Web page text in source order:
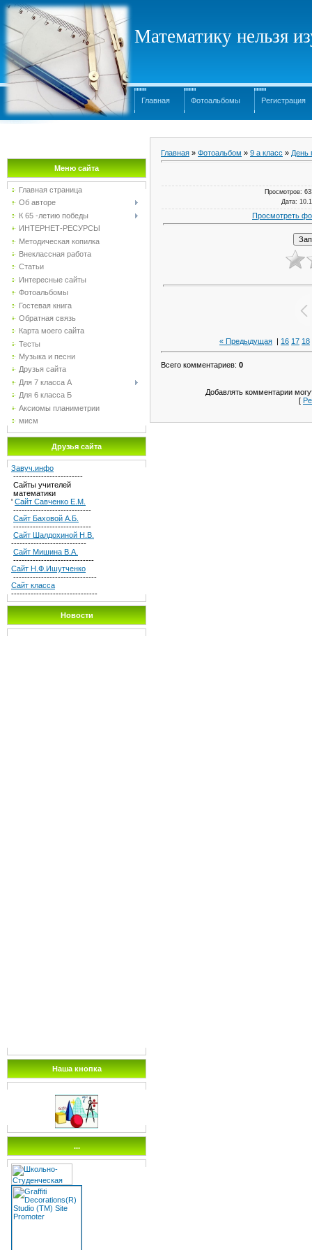
Математику нельзя
Главная Фотоальбомы Регистрация
Меню сайта
Главная страница
Об авторе
К 65 -летию победы
ИНТЕРНЕТ-РЕСУРСЫ
Методическая копилка
Внеклассная работа
Статьи
Интересные сайты
Фотоальбомы
Гостевая книга
Обратная связь
Карта моего сайта
Тесты
Музыка и песни
Друзья сайта
Для 7 класса А
Для 6 класса Б
Аксиомы планиметрии
мисм
Друзья сайта
Завуч.инфо
-------------------------
Сайты учителей
математики
' Сайт Савченко Е.М.
----------------------------
Сайт Баховой А.Б.
----------------------------
Сайт Шалдохиной Н.В.
---------------------------
Сайт Мишина В.А.
-----------------------------
Сайт Н.Ф.Ишутченко
------------------------------
Сайт класса
-------------------------------
Новости
Наша кнопка
...
Главная » Фотоальбом » 9 а класс » День
Просмотров:
Дата:
Просмотреть
« Предыдущая | 16 17 18
Всего комментариев: 0
Добавлять комментарии
[